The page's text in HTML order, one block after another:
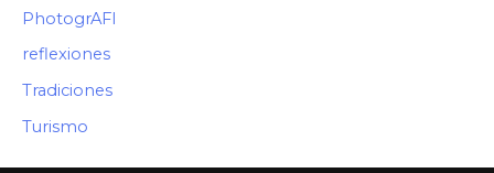
PhotogrAFI
reflexiones
Tradiciones
Turismo